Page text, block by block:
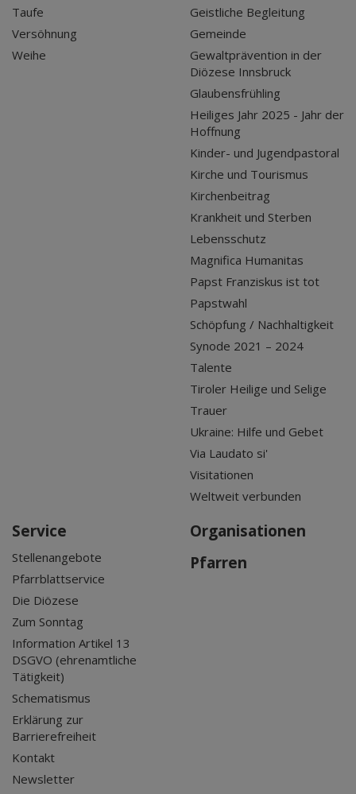
Taufe
Versöhnung
Weihe
Geistliche Begleitung
Gemeinde
Gewaltprävention in der
Diözese Innsbruck
Glaubensfrühling
Heiliges Jahr 2025 - Jahr der
Hoffnung
Kinder- und Jugendpastoral
Kirche und Tourismus
Kirchenbeitrag
Krankheit und Sterben
Lebensschutz
Magnifica Humanitas
Papst Franziskus ist tot
Papstwahl
Schöpfung / Nachhaltigkeit
Synode 2021 – 2024
Talente
Tiroler Heilige und Selige
Trauer
Ukraine: Hilfe und Gebet
Via Laudato si'
Visitationen
Weltweit verbunden
Service
Stellenangebote
Pfarrblattservice
Die Diözese
Zum Sonntag
Information Artikel 13
DSGVO (ehrenamtliche
Tätigkeit)
Schematismus
Erklärung zur
Barrierefreiheit
Kontakt
Newsletter
Organisationen
Pfarren